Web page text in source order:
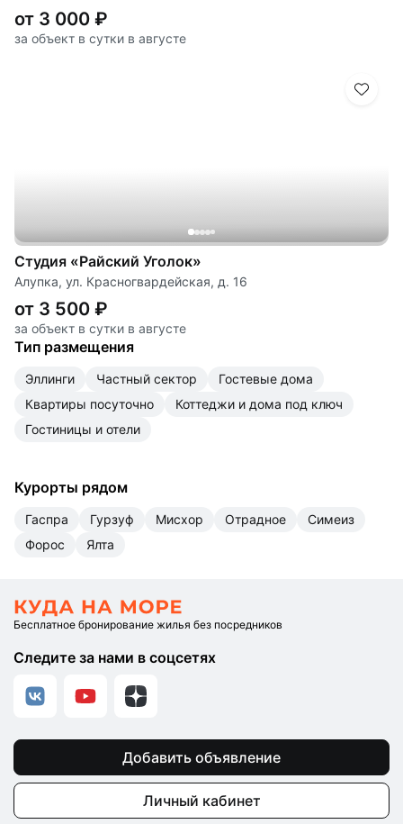
от 3 000 ₽
за объект в сутки в августе
Студия «Райский Уголок»
Алупка, ул. Красногвардейская, д. 16
от 3 500 ₽
за объект в сутки в августе
Тип размещения
эллинги частный сектор
гостевые дома
квартиры посуточно
коттеджи и дома под ключ
гостиницы и отели
Курорты рядом
Гаспра Гурзуф Мисхор Отрадное
Симеиз
Форос
Ялта
Бесплатное бронирование жилья без посредников
Следите за нами в соцсетях
Добавить объявление
Личный кабинет